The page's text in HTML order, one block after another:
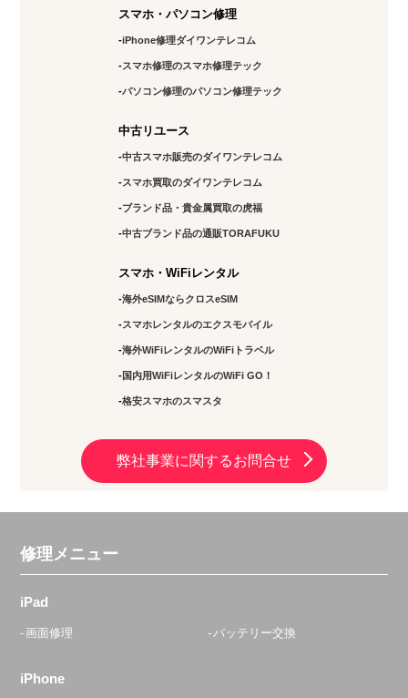
スマホ・パソコン修理
iPhone修理ダイワンテレコム
スマホ修理のスマホ修理テック
パソコン修理のパソコン修理テック
中古リユース
中古スマホ販売のダイワンテレコム
スマホ買取のダイワンテレコム
ブランド品・貴金属買取の虎福
中古ブランド品の通販TORAFUKU
スマホ・WiFiレンタル
海外eSIMならクロスeSIM
スマホレンタルのエクスモバイル
海外WiFiレンタルのWiFiトラベル
国内用WiFiレンタルのWiFi GO！
格安スマホのスマスタ
弊社事業に関するお問合せ
修理メニュー
iPad
画面修理 バッテリー交換
iPhone